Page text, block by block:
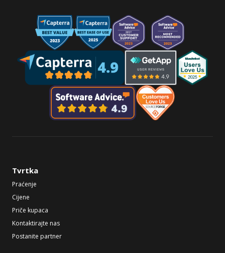
Tvrtka
Praćenje
Cijene
Priče kupaca
Kontaktirajte nas
Postanite partner